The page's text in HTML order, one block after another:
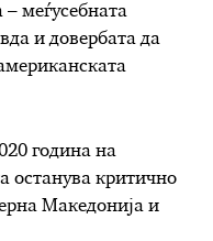
– меѓусебната
и довербата да
година на
останува критично
Македонија и